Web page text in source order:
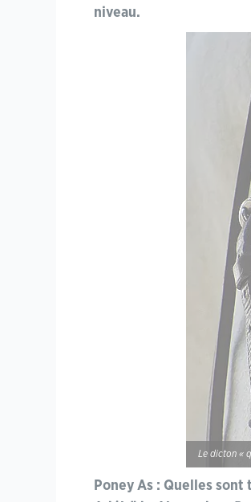
niveau.
Le dicton «
Poney As : Quelles